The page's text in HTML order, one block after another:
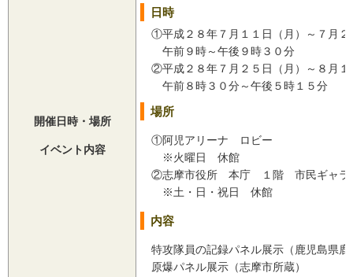
開催日時・場所
イベント内容
日時
①平成２８年７月１１日（月）～７月２
午前９時～午後９時３０分
②平成２８年７月２５日（月）～８月１
午前８時３０分～午後５時１５分
場所
①阿児アリーナ ロビー
※火曜日 休館
②志摩市役所 本庁 １階 市民ギャラ
※土・日・祝日 休館
内容
特攻隊員の記録パネル展示（鹿児島県鹿
原爆パネル展示（志摩市所蔵）